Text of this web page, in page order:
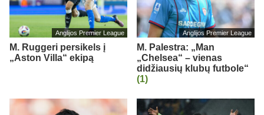
Anglijos Premier League
M. Ruggeri persikels į
„Aston Villa“ ekipą
Anglijos Premier League
M. Palestra: „Man
„Chelsea“ – vienas
didžiausių klubų futbole“
(1)